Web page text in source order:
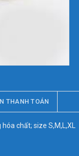
THANH TOÁN
chất; size S,M,L,XL